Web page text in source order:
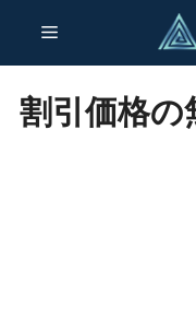
テ
メ
ニ
割引価格の